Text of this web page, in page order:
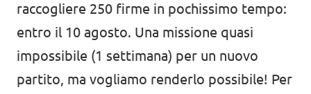
raccogliere 250 firme in pochissimo tempo:
entro il 10 agosto. Una missione quasi
impossibile (1 settimana) per un nuovo
partito, ma vogliamo renderlo possibile! Per